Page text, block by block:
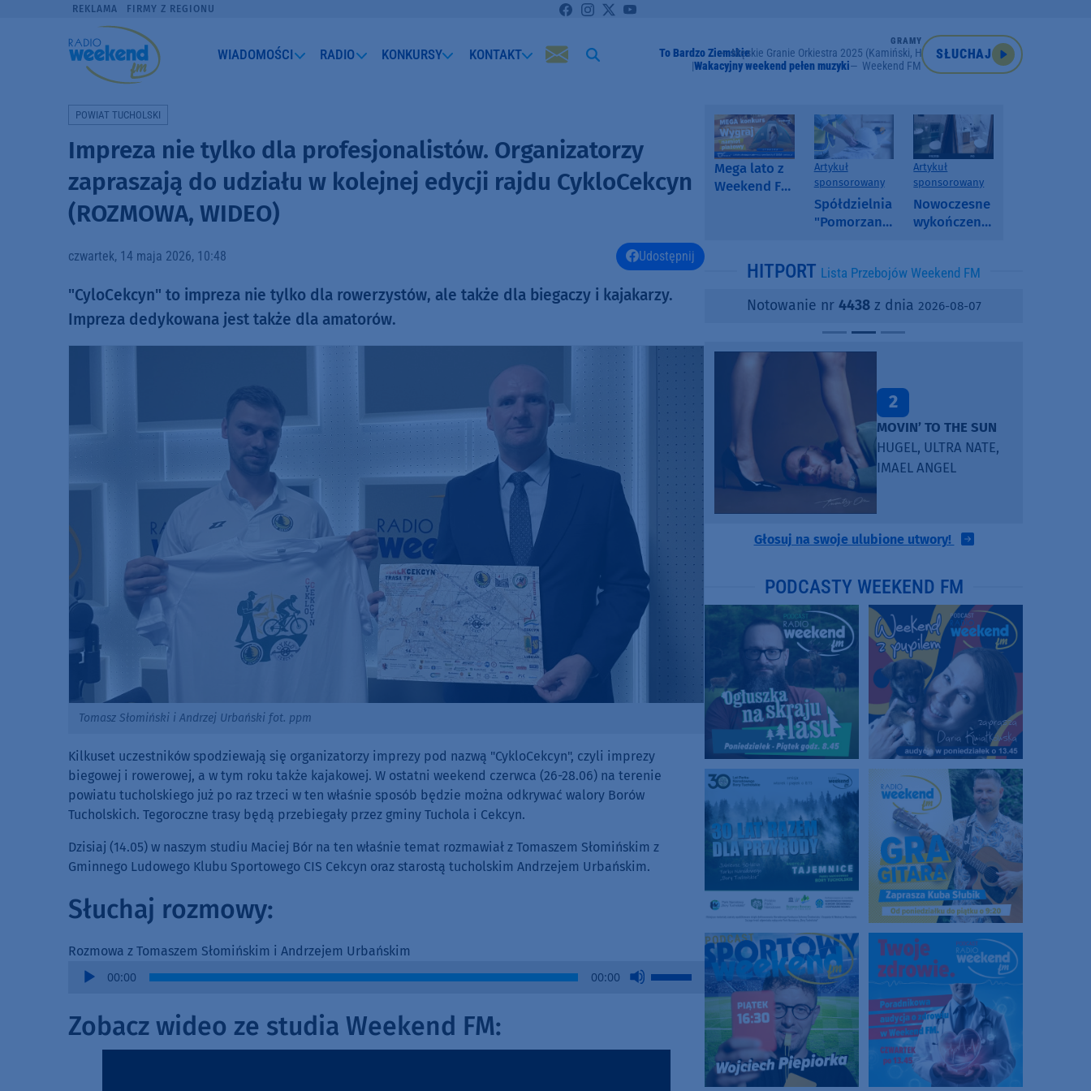
REKLAMA FIRMY Z REGIONU
WIADOMOŚCI RADIO KONKURSY KONTAKT
GRAMY
To Bardzo ZiemskieMęskie Granie Orkiestra 2025 (Kamiński, Herbut, N. Przybysz, Król)
Wakacyjny weekend pełen muzyki
Weekend FM
SŁUCHAJ
POWIAT TUCHOLSKI
Impreza nie tylko dla profesjonalistów. Organizatorzy
zapraszają do udziału w kolejnej edycji rajdu CykloCekcyn
(ROZMOWA, WIDEO)
czwartek, 14 maja 2026, 10:48 Udostępnij
"CyloCekcyn" to impreza nie tylko dla rowerzystów, ale także dla biegaczy i kajakarzy.
Impreza dedykowana jest także dla amatorów.
Tomasz Słomiński i Andrzej Urbański fot. ppm
Kilkuset uczestników spodziewają się organizatorzy imprezy pod nazwą "CykloCekcyn", czyli imprezy
biegowej i rowerowej, a w tym roku także kajakowej. W ostatni weekend czerwca (26-28.06) na terenie
powiatu tucholskiego już po raz trzeci w ten właśnie sposób będzie można odkrywać walory Borów
Tucholskich. Tegoroczne trasy będą przebiegały przez gminy Tuchola i Cekcyn.
Dzisiaj (14.05) w naszym studiu Maciej Bór na ten właśnie temat rozmawiał z Tomaszem Słomińskim z
Gminnego Ludowego Klubu Sportowego CIS Cekcyn oraz starostą tucholskim Andrzejem Urbańskim.
Słuchaj rozmowy:
Rozmowa z Tomaszem Słomińskim i Andrzejem Urbańskim
Audio
00:00 00:00
Use
Up/Down
to
Zobacz wideo ze studia Weekend FM:
Mega lato z
Weekend FM
Artykuł
sponsorowany
Spółdzielnia
"Pomorzanka"
informuje o
i ofertach
najmu
Artykuł
sponsorowany
Nowoczesne
wykończenia
SPC, WPC i
kamienny
HITPORT Lista Przebojów Weekend FM
Notowanie nr 4438z dnia 2026-08-07
2
MOVIN’ TO THE SUN
HUGEL, ULTRA NATE,
IMAEL ANGEL
Głosuj na swoje ulubione utwory!
PODCASTY WEEKEND FM